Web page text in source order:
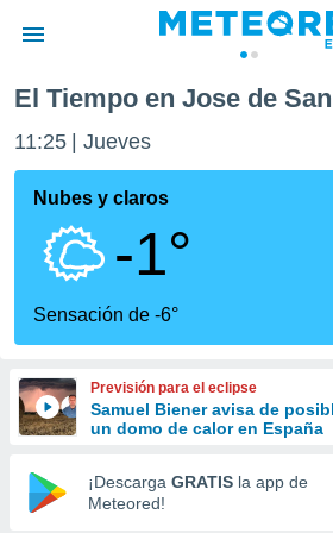
de
por
que se
calidad.
a este
las
y
forma
digital
basada
El Tiempo en Jose de
11:25 Jueves
Nubes y claros
-1°
Sensación de -6°
Previsión para el eclipse
Samuel Biener avisa de
un domo de calor en España
¡Descarga GRATIS la app de
Meteored!